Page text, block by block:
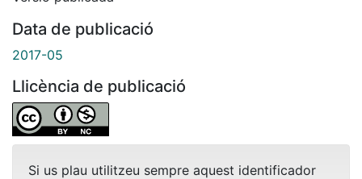
Data de publicació
2017-05
Llicència de publicació
Si us plau utilitzeu sempre aquest identificador